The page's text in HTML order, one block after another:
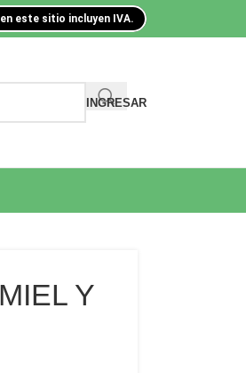
este sitio incluyen IVA.
INGRESAR
Y